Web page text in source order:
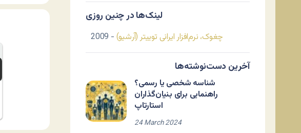
لینک‌ها در چنین روزی
چغوک، نرم‌افزار ایرانی توییتر (آرشیو) - 2009
آخرین دست‌نوشته‌ها
شناسه شخصی یا رسمی؟
راهنمایی برای بنیان‌گذاران
استارتاپ
24 March 2024